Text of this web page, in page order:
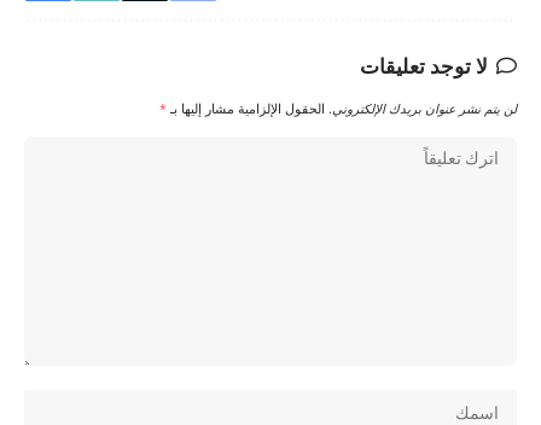
لا توجد تعليقات
لن يتم نشر عنوان بريدك الإلكتروني. الحقول الإلزامية مشار إليها بـ *